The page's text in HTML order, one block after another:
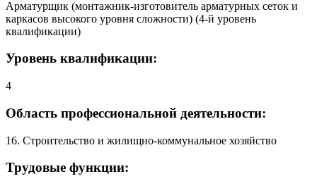
Арматурщик (монтажник-изготовитель арматурных сеток и
каркасов высокого уровня сложности) (4-й уровень
квалификации)
Уровень квалификации:
4
Область профессиональной деятельности:
16. Строительство и жилищно-коммунальное хозяйство
Трудовые функции: